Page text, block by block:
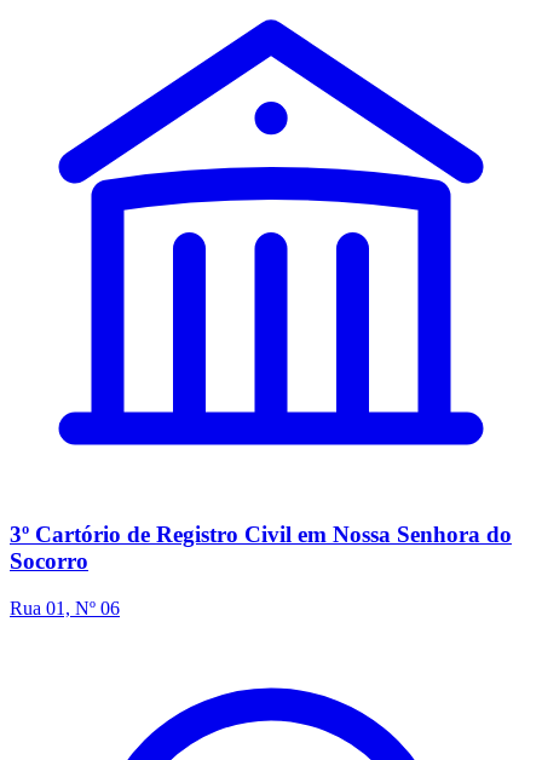
3º Cartório de Registro Civil em Nossa Senhora do
Socorro
Rua 01, Nº 06